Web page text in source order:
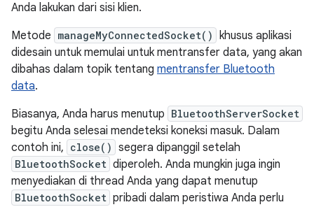
Anda lakukan dari sisi klien.
Metode manageMyConnectedSocket() khusus aplikasi
didesain untuk memulai untuk mentransfer data, yang akan
dibahas dalam topik tentang mentransfer Bluetooth
data.
Biasanya, Anda harus menutup BluetoothServerSocket
begitu Anda selesai mendeteksi koneksi masuk. Dalam
contoh ini, close() segera dipanggil setelah
BluetoothSocket diperoleh. Anda mungkin juga ingin
menyediakan di thread Anda yang dapat menutup
BluetoothSocket pribadi dalam peristiwa Anda perlu